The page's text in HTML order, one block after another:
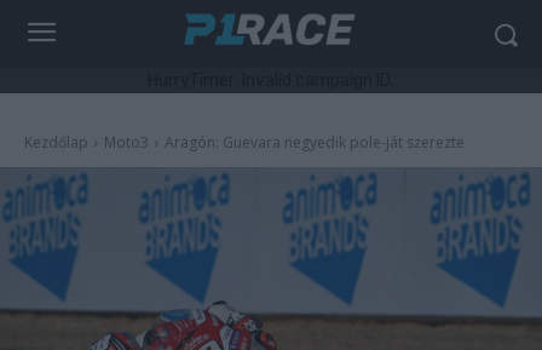
Kezdőlap Moto3 Aragón: Guevara negyedik pole-ját szerezte